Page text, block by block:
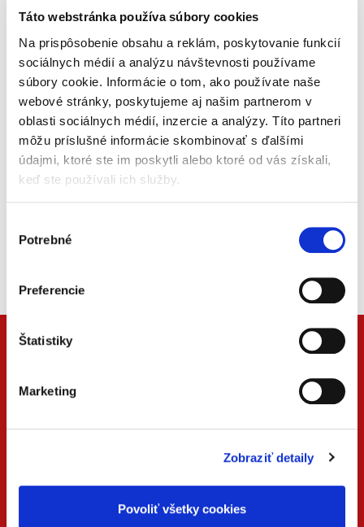
Táto webstránka používa súbory cookies
Na prispôsobenie obsahu a reklám, poskytovanie funkcií
sociálnych médií a analýzu návštevnosti používame
súbory cookie. Informácie o tom, ako používate naše
webové stránky, poskytujeme aj našim partnerom v
oblasti sociálnych médií, inzercie a analýzy. Títo partneri
môžu príslušné informácie skombinovať s ďalšími
údajmi, ktoré ste im poskytli alebo ktoré od vás získali,
keď ste používali ich služby.
súhlasu
Potrebné
Preferencie
Štatistiky
Marketing
Zobraziť detaily
Povoliť všetky cookies
Doprava zdarma
Získajte dopravu zdarma
pri nákupu nad 99 €.
Tradičné nakladateľstvo
Pôsobíme na trhu už viac ako 11
rokov.
Semináre a Konferencie
Vzdelávajte sa s nami.
Vzdelávajte sa kvalitne.
PDF